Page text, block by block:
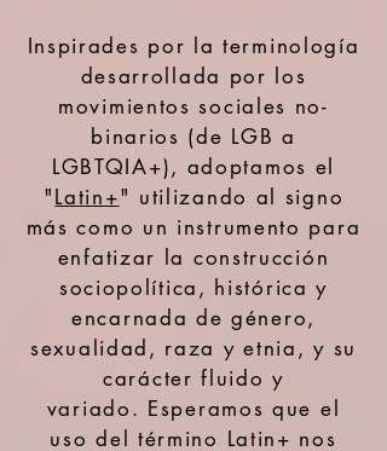
Inspirades por la terminología
desarrollada por los
movimientos sociales no-
binarios (de LGB a
LGBTQIA+), adoptamos el
"Latin+" utilizando al signo
más como un instrumento para
enfatizar la construcción
sociopolítica, histórica y
encarnada de género,
sexualidad, raza y etnia, y su
carácter fluido y
variado. Esperamos que el
uso del término Latin+ nos